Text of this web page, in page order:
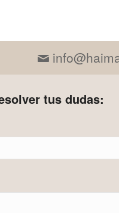
tus dudas: